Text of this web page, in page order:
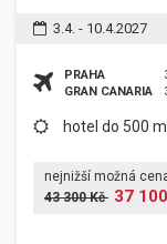
3.4. - 10.4.2027
PRAHA
GRAN CANARIA
hotel do 500
nejnižší možná
43 300 Kč 37